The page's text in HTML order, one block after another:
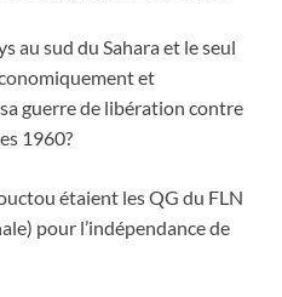
au sud du Sahara et le seul
et
guerre de libération contre
1960?
étaient les QG du FLN
pour l’indépendance de